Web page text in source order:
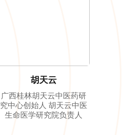
胡天云
广西桂林胡天云中医药研
究中心创始人 胡天云中医
生命医学研究院负责人